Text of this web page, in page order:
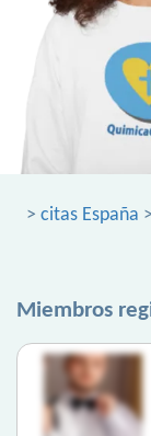
> citas España >
Miembros